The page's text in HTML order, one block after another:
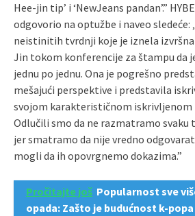
Hee-jin tip’ i ‘NewJeans pandan’.”
odgovorio na optužbe i naveo
neistinitih tvrdnji koje je iznela
Jin tokom konferencije za štampu da
jednu po jednu. Ona je pogrešno
mešajući perspektive i predstavila
svojom karakterističnom
Odlučili smo da ne razmatramo svaku
jer smatramo da nije vredno
mogli da ih opovrgnemo dokazima.”
Pročitajte još Popularnost sve
opada: Zašto je budućnost k-popa